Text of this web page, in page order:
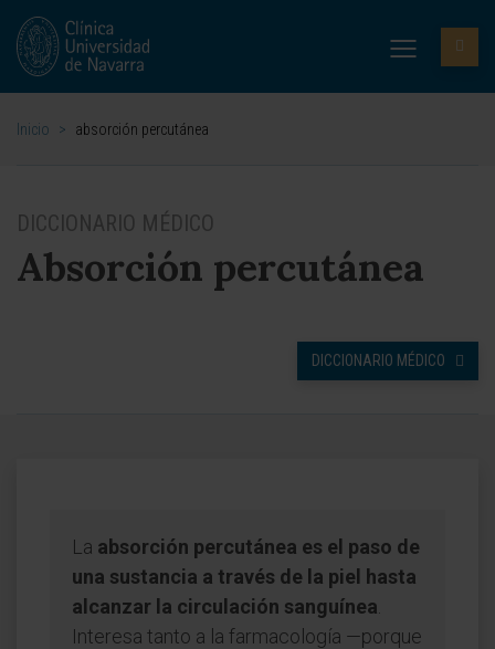
Inicio > absorción percutánea
DICCIONARIO MÉDICO
Absorción percutánea
DICCIONARIO MÉDICO
La absorción percutánea es el paso de
una sustancia a través de la piel hasta
alcanzar la circulación sanguínea
Interesa tanto a la farmacología —porque